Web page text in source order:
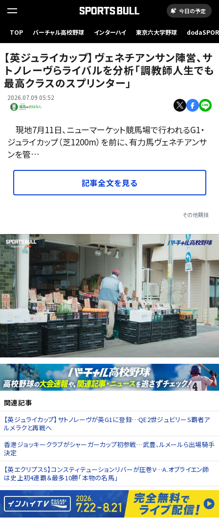
今日の予定
TOP バーチャル高校野球 インターハイ 東京六大学野球
ヴェネチアンサン (C)The Jockey Club
【英ジュライカップ】ヴェネチアンサン陣営、サ
トノレーヴらライバルを分析「調教師人生でも
最高クラスのスプリンター」
2026.07.09 05:52
現地7月11日、ニューマーケット競馬場で行われるG1・
ジュライカップ（芝1200m）を前に、有力馬ヴェネチアンサ
ンを管…
記事全文を見る
その他競技
関連記事
【英ジュライカップ】サトノレーヴが英G1に登録…QE2世ジュビリーS覇者ア
ルメラクと再戦へ
香港ジョッキークラブがシャーガーカップ初参戦…武豊、ルメールら出場騎手
決定
【英エクリプスS】コンスティテューションリバーが圧巻V…A.オブライエン師
は史上初4連覇＆最多10勝「本物の名馬」